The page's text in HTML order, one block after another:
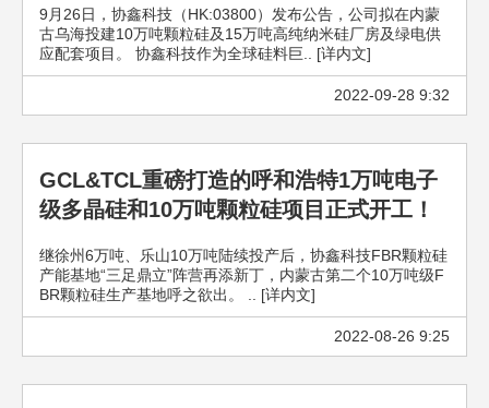
9月26日，协鑫科技（HK:03800）发布公告，公司拟在内蒙
古乌海投建10万吨颗粒硅及15万吨高纯纳米硅厂房及绿电供
应配套项目。 协鑫科技作为全球硅料巨.. [详内文]
2022-09-28 9:32
GCL&TCL重磅打造的呼和浩特1万吨电子
级多晶硅和10万吨颗粒硅项目正式开工！
继徐州6万吨、乐山10万吨陆续投产后，协鑫科技FBR颗粒硅
产能基地“三足鼎立”阵营再添新丁，内蒙古第二个10万吨级F
BR颗粒硅生产基地呼之欲出。 .. [详内文]
2022-08-26 9:25